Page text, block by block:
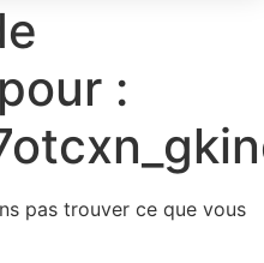
:
pas trouver ce que vous